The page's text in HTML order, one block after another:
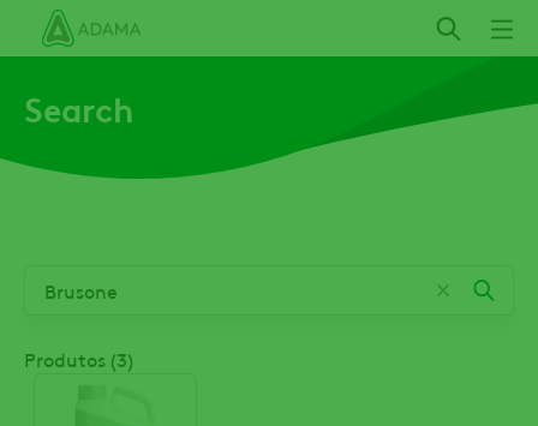
conteúdo
principal
Search
Produtos (3)